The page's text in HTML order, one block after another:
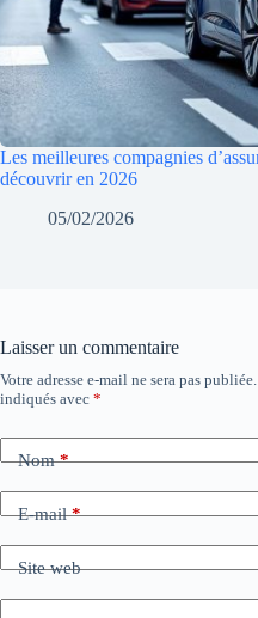
Les meilleures compagnies
découvrir en 2026
05/02/2026
Laisser un commentaire
Votre adresse e-mail ne sera pas publiée.
indiqués avec *
Nom*
E-mail*
Site web